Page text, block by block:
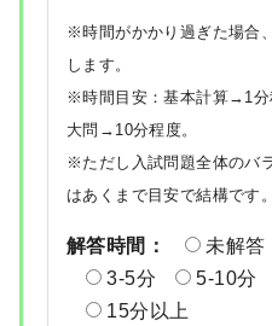
※時間がかかり過ぎた場合
します。
※時間目安：基本計算→1分
大問→10分程度。
※ただし入試問題全体のバ
はあくまで目安で結構です。
解答時間： 未解答
3-5分
5-10分
15分以上